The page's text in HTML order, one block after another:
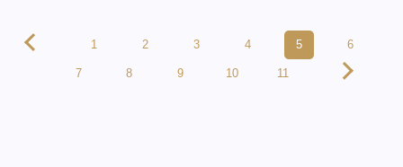
1 2 3 4 5 6
7 8 9 10 11